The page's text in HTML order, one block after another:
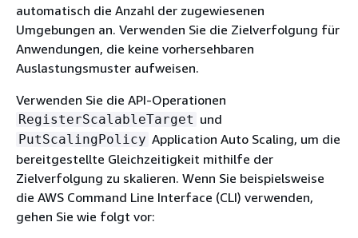
automatisch die Anzahl der zugewiesenen
Umgebungen an. Verwenden Sie die Zielverfolgung für
Anwendungen, die keine vorhersehbaren
Auslastungsmuster aufweisen.
Verwenden Sie die API-Operationen
RegisterScalableTarget und
PutScalingPolicy Application Auto Scaling, um die
bereitgestellte Gleichzeitigkeit mithilfe der
Zielverfolgung zu skalieren. Wenn Sie beispielsweise
die AWS Command Line Interface (CLI) verwenden,
gehen Sie wie folgt vor: